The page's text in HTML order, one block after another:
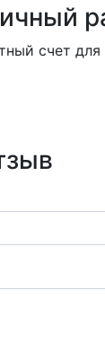
счет